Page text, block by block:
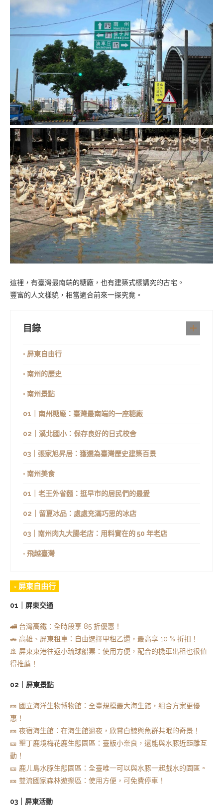
這裡，有臺灣最南端的糖廠，也有建築式樣講究的古宅。
豐富的人文樣貌，相當適合前來一探究竟。
目錄
◦ 屏東自由行
◦ 南州的歷史
◦ 南州景點
01｜南州糖廠：臺灣最南端的一座糖廠
02｜溪北國小：保存良好的日式校舍
03｜張家旭昇居：獲選為臺灣歷史建築百景
◦ 南州美食
01｜老王外省麵：逛早市的居民們的最愛
02｜留夏冰品：處處充滿巧思的冰店
03｜南州肉丸大腸老店：用料實在的 50 年老店
◦ 飛越臺灣
◦ 屏東自由行
01｜屏東交通
🚄 台灣高鐵：全時段享 85 折優惠！
🚗 高雄、屏東租車：自由選擇甲租乙還，最高享 10 % 折扣！
🚢 屏東東港往返小琉球船票：使用方便，配合的機車出租也很值
得推薦！
02｜屏東景點
🎫 國立海洋生物博物館：全臺規模最大海生館，組合方案更優
惠！
🎫 夜宿海生館：在海生館過夜，欣賞白鯨與魚群共眠的奇景！
🎫 墾丁鹿境梅花鹿生態園區：臺版小奈良，還能與水豚近距離互
動！
🎫 鹿ㄦ島水豚生態園區：全臺唯一可以與水豚一起戲水的園區。
🎫 雙流國家森林遊樂區：使用方便，可免費停車！
03｜屏東活動